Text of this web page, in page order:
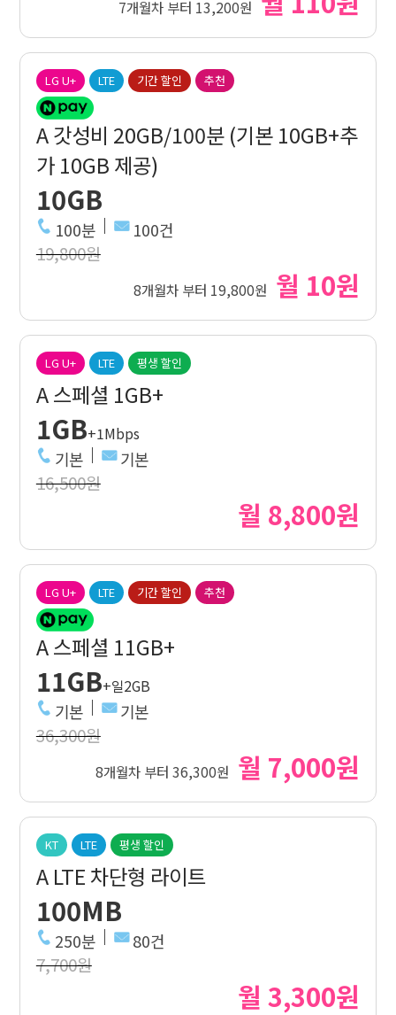
7개월차 부터 13,200원
LG U+ LTE 기간 할인 추천
A 갓성비 20GB/100분 (기본 10GB+추
가 10GB 제공)
10GB
100분 100건
19,800원
8개월차 부터 19,800원 월 10원
LG U+ LTE 평생 할인
A 스페셜 1GB+
1GB+1Mbps
기본 기본
16,500원
월 8,800원
LG U+ LTE 기간 할인 추천
A 스페셜 11GB+
11GB+일2GB
기본 기본
36,300원
8개월차 부터 36,300원 월 7,000원
KT LTE 평생 할인
A LTE 차단형 라이트
100MB
250분 80건
7,700원
월 3,300원